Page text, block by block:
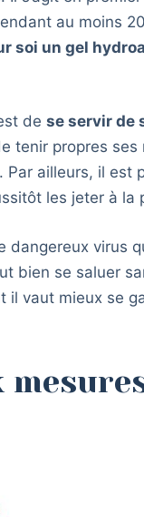
au moins
soi un gel
dese servir de
tenir propres
ailleurs, il est
les jeter à la
virus
bien se saluer
il vaut mieux se